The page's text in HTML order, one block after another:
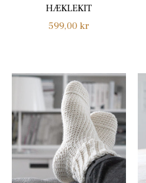
HÆKLEKIT
Normalpris
599,00 kr